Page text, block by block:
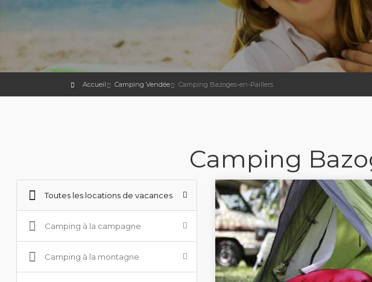
Accueil Camping Vendée Camping Bazoges-en-Paillers
Camping
Toutes les locations de vacances
Camping à la campagne
Camping à la montagne